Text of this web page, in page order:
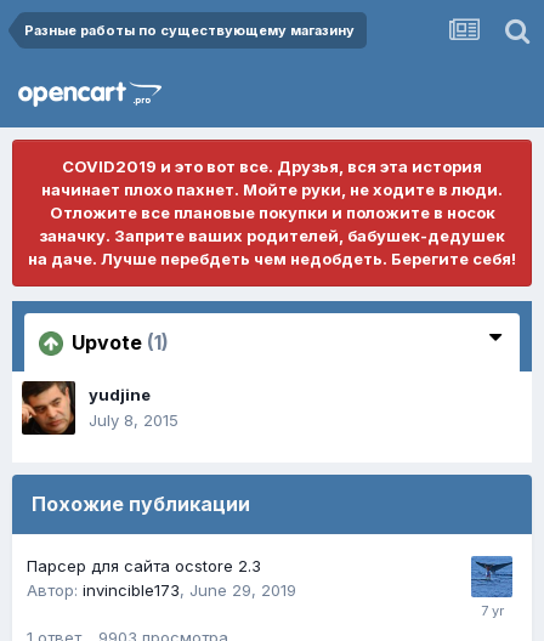
Разные работы по существующему магазину
COVID2019 и это вот все. Друзья, вся эта история
начинает плохо пахнет. Мойте руки, не ходите в люди.
Отложите все плановые покупки и положите в носок
заначку. Заприте ваших родителей, бабушек-дедушек
на даче. Лучше перебдеть чем недобдеть. Берегите себя!
Upvote (1)
yudjine
July 8, 2015
Похожие публикации
Парсер для сайта ocstore 2.3
Автор: invincible173, June 29, 2019